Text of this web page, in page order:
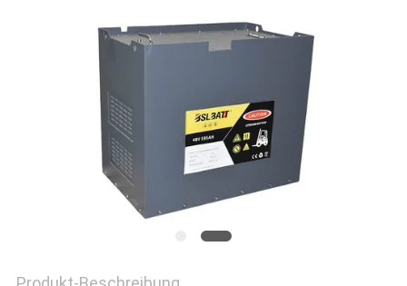
VERBINDUNG
NACHRICHTEN